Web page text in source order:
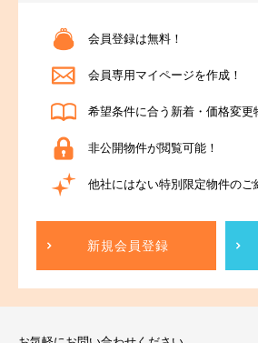
会員登録は無料！
会員専用マイページを作成！
希望条件に合う新着・価格変更
非公開物件が閲覧可能！
他社にはない特別限定物件のご
新規会員登録